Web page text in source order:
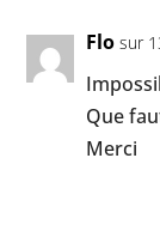
Flo sur
Que
Merci